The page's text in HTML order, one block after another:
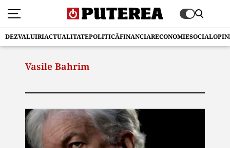
DEZVALUIRIACTUALITATEPOLITICĂFINANCIARECONOMIESOCIAL
Vasile Bahrim